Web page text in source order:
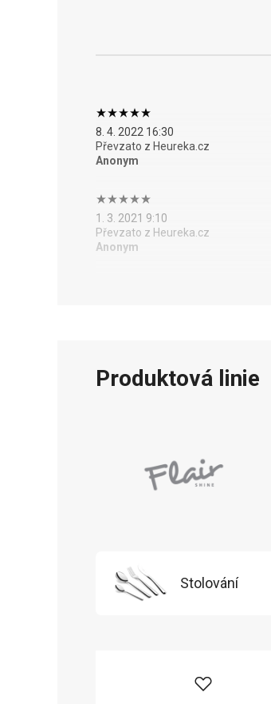
8. 4. 2022 16:30
Převzato z Heureka.cz
Anonym
1. 3. 2021 9:10
Převzato z Heureka.cz
Anonym
Produktová linie
Stolování